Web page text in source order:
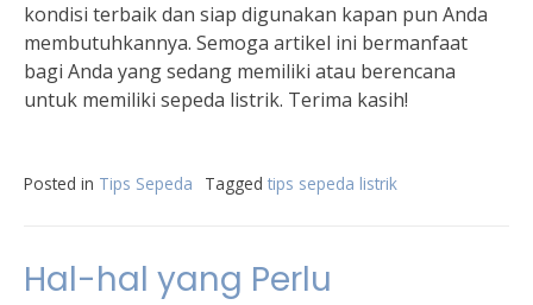
kondisi terbaik dan siap digunakan kapan pun Anda
membutuhkannya. Semoga artikel ini bermanfaat
bagi Anda yang sedang memiliki atau berencana
untuk memiliki sepeda listrik. Terima kasih!
Posted in Tips Sepeda Tagged tips sepeda listrik
Hal-hal yang Perlu